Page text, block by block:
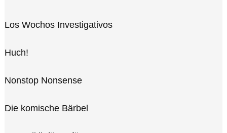
Los Wochos Investigativos
Huch!
Nonstop Nonsense
Die komische Bärbel